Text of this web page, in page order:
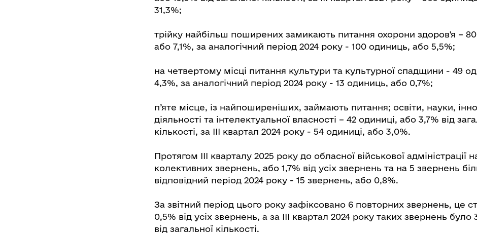
31,3%;
трійку найбільш поширених замикають питання охорони здоров'я –
або 7,1%, за аналогічний період 2024 року - 100 одиниць, або 5,5%;
на четвертому місці питання культури та культурної спадщини - 49
4,3%, за аналогічний період 2024 року - 13 одиниць, або 0,7%;
п’яте місце, із найпоширеніших, займають питання; освіти, науки,
діяльності та інтелектуальної власності – 42 одиниці, або 3,7% від
кількості, за ІІІ квартал 2024 року - 54 одиниці, або 3,0%.
Протягом ІІІ кварталу 2025 року до обласної військової адміністрації
колективних звернень, або 1,7% від усіх звернень та на 5 звернень
відповідний період 2024 року - 15 звернень, або 0,8%.
За звітний період цього року зафіксовано 6 повторних звернень, це
0,5% від усіх звернень, а за ІІІ квартал 2024 року таких звернень було
від загальної кількості.